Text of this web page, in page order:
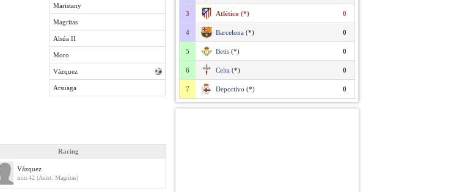
Maristany
Magritas
Alsúa II
Moro
Vázquez
Arsuaga
Racing
Vázquez
min.42 (Asist: Magritas)
3 Atlético (*) 0
4 Barcelona (*) 0
5 Betis (*) 0
6 Celta (*) 0
7 Deportivo (*) 0